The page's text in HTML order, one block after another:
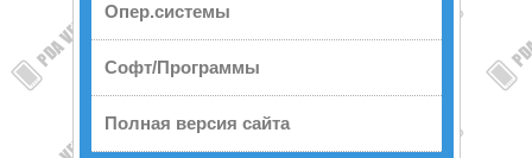
Опер.системы
Софт/Программы
Полная версия сайта